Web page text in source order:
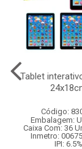
Tablet
Código:
Embalagem:
Caixa Com: 36
Inmetro:
IPI: 6.5%